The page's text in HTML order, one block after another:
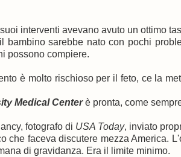
interventi avevano avuto un ottimo
sarebbe nato con pochi
possono compiere.
è molto rischioso per il feto, ce la
Medical Centerè pronta, come
fotografo di USA Today, inviato
faceva discutere mezza America.
di gravidanza. Era il limite minimo.